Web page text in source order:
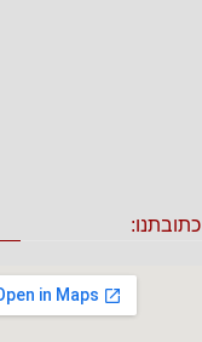
כתובתנו: